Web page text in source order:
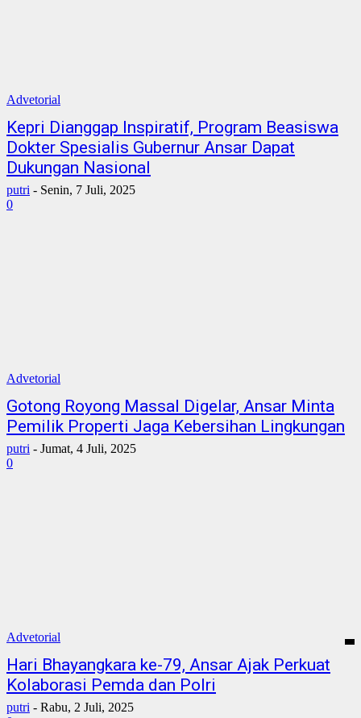
Advetorial
Kepri Dianggap Inspiratif, Program Beasiswa
Dokter Spesialis Gubernur Ansar Dapat
Dukungan Nasional
putri - Senin, 7 Juli, 2025
0
Advetorial
Gotong Royong Massal Digelar, Ansar Minta
Pemilik Properti Jaga Kebersihan Lingkungan
putri - Jumat, 4 Juli, 2025
0
Advetorial
Hari Bhayangkara ke-79, Ansar Ajak Perkuat
Kolaborasi Pemda dan Polri
putri - Rabu, 2 Juli, 2025